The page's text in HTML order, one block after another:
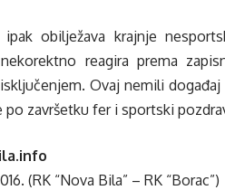
ipak obilježava krajnje
reagira prema
Ovaj nemili
po završetku fer i sportski
(RK “Nova Bila” – RK “Borac”)